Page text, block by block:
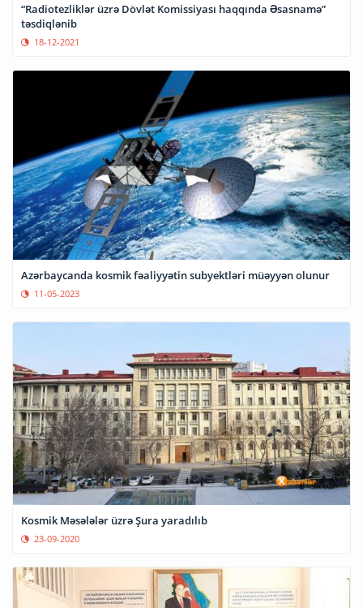
“Radiotezliklər üzrə Dövlət Komissiyası haqqında Əsasnamə”
təsdiqlənib
18-12-2021
Azərbaycanda kosmik fəaliyyətin subyektləri müəyyən olunur
11-05-2023
Kosmik Məsələlər üzrə Şura yaradılıb
23-09-2020